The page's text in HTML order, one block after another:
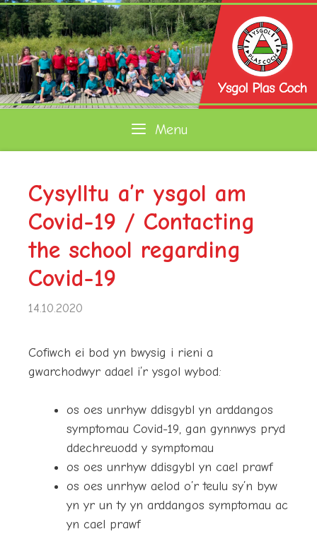
Skip
to
content
Menu
Cysylltu a’r ysgol am
Covid-19 / Contacting
the school regarding
Covid-19
14.10.2020
Cofiwch ei bod yn bwysig i rieni a
gwarchodwyr adael i’r ysgol wybod:
os oes unrhyw ddisgybl yn arddangos
symptomau Covid-19, gan gynnwys pryd
ddechreuodd y symptomau
os oes unrhyw ddisgybl yn cael prawf
os oes unrhyw aelod o’r teulu sy’n byw
yn yr un ty yn arddangos symptomau ac
yn cael prawf